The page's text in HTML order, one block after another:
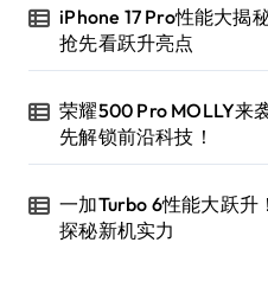
iPhone 17 Pro性能大揭
抢先看跃升亮点
荣耀500 Pro MOLLY来
先解锁前沿科技！
一加Turbo 6性能大跃升
探秘新机实力